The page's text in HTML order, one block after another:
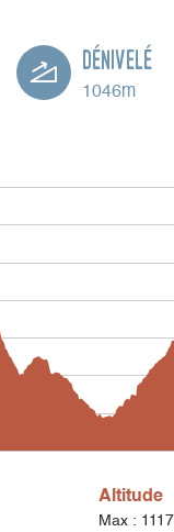
Dénivelé
1046m
Altitude
Max :